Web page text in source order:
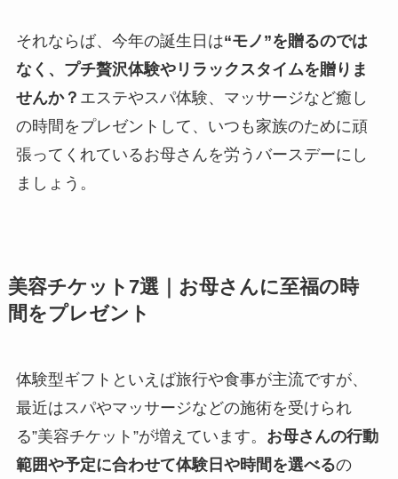
それならば、今年の誕生日は“モノ”を贈るのでは
なく、プチ贅沢体験やリラックスタイムを贈りま
せんか？ エステやスパ体験、マッサージなど癒し
の時間をプレゼントして、いつも家族のために頑
張ってくれているお母さんを労うバースデーにし
ましょう。
美容チケット7選｜お母さんに至福の時
間をプレゼント
体験型ギフトといえば旅行や食事が主流ですが、
最近はスパやマッサージなどの施術を受けられ
る”美容チケット”が増えています。 お母さんの行動
範囲や予定に合わせて体験日や時間を選べるの